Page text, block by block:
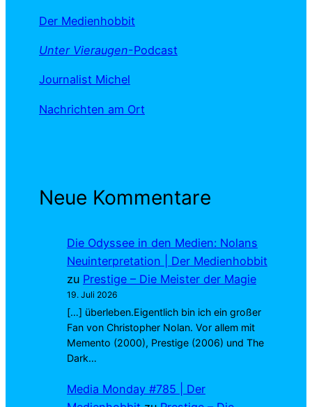
Der Medienhobbit
Unter Vieraugen-Podcast
Journalist Michel
Nachrichten am Ort
Neue Kommentare
Die Odyssee in den Medien: Nolans
Neuinterpretation | Der Medienhobbit
zu Prestige – Die Meister der Magie
19. Juli 2026
[…] überleben.Eigentlich bin ich ein großer
Fan von Christopher Nolan. Vor allem mit
Memento (2000), Prestige (2006) und The
Dark…
Media Monday #785 | Der